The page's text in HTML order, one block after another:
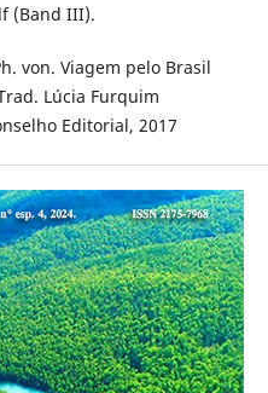
(Band III).
von. Viagem pelo Brasil
Lúcia Furquim
Editorial, 2017